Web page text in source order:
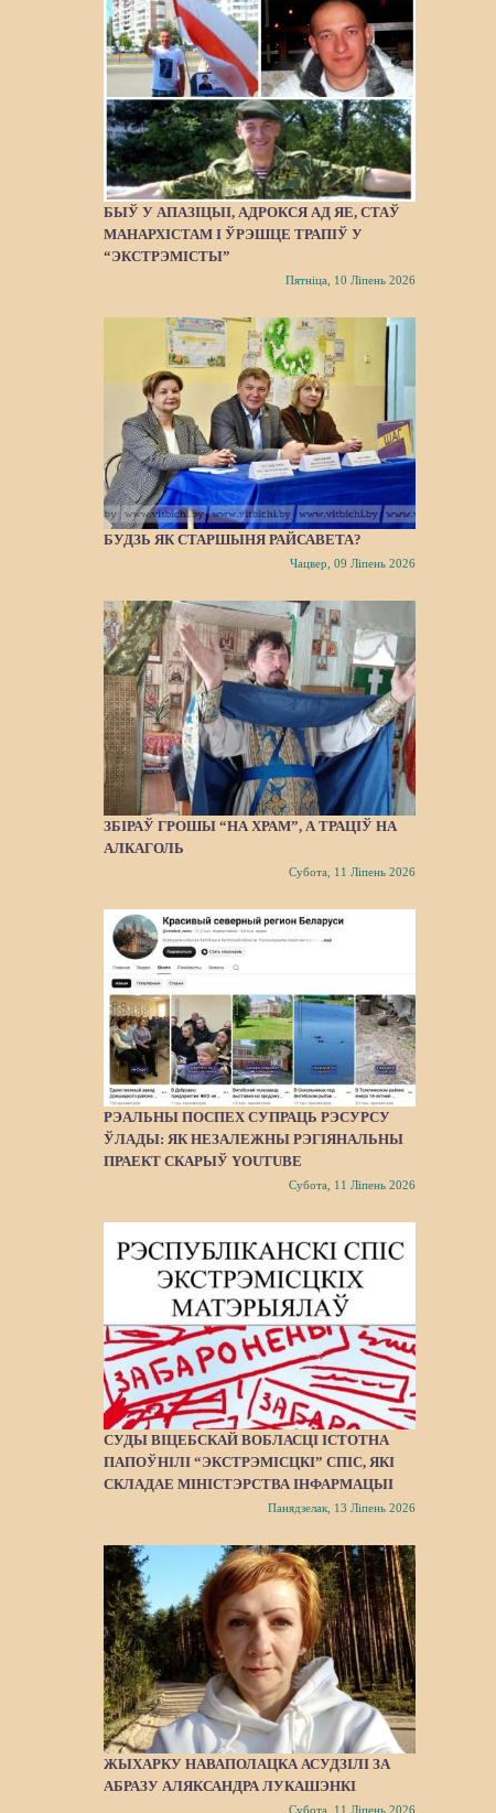
БЫЎ У АПАЗІЦЫІ, АДРОКСЯ АД ЯЕ, СТАЎ
МАНАРХІСТАМ І ЎРЭШЦЕ ТРАПІЎ У
“ЭКСТРЭМІСТЫ”
Пятніца, 10 Ліпень 2026
БУДЗЬ ЯК СТАРШЫНЯ РАЙСАВЕТА?
Чацвер, 09 Ліпень 2026
ЗБІРАЎ ГРОШЫ “НА ХРАМ”, А ТРАЦІЎ НА
АЛКАГОЛЬ
Субота, 11 Ліпень 2026
РЭАЛЬНЫ ПОСПЕХ СУПРАЦЬ РЭСУРСУ
ЎЛАДЫ: ЯК НЕЗАЛЕЖНЫ РЭГІЯНАЛЬНЫ
ПРАЕКТ СКАРЫЎ YOUTUBE
Субота, 11 Ліпень 2026
СУДЫ ВІЦЕБСКАЙ ВОБЛАСЦІ ІСТОТНА
ПАПОЎНІЛІ “ЭКСТРЭМІСЦКІ” СПІС, ЯКІ
СКЛАДАЕ МІНІСТЭРСТВА ІНФАРМАЦЫІ
Панядзелак, 13 Ліпень 2026
ЖЫХАРКУ НАВАПОЛАЦКА АСУДЗІЛІ ЗА
АБРАЗУ АЛЯКСАНДРА ЛУКАШЭНКІ
Субота, 11 Ліпень 2026